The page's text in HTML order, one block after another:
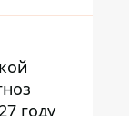
из
году